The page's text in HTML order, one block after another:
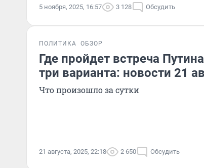
5 ноября, 2025, 16:57 3 128 Обсудить
ПОЛИТИКА ОБЗОР
Где пройдет встреча
три варианта: новости 21
Что произошло за сутки
21 августа, 2025, 22:18 2 650 Обсудить